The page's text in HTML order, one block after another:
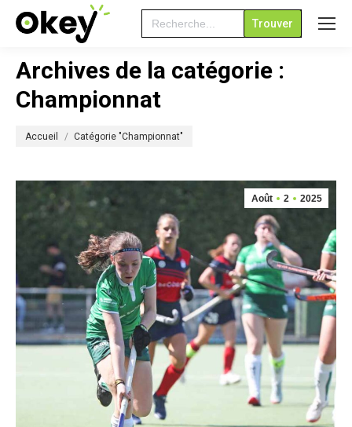
Search
for:
Archives de la catégorie :
Championnat
Accueil Catégorie "Championnat"
Août 2 2025